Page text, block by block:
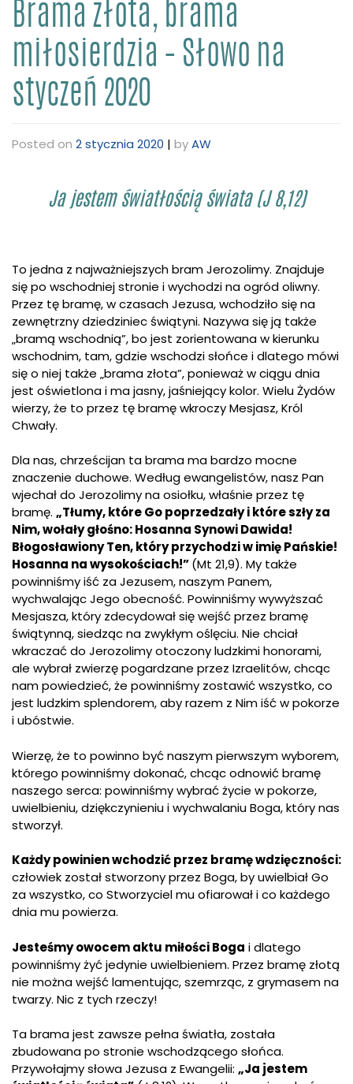
Brama złota, brama
miłosierdzia – Słowo na
styczeń 2020
Posted on 2 stycznia 2020 | byAW
Ja jestem światłością świata (J 8,12)
To jedna z najważniejszych bram Jerozolimy. Znajduje
się po wschodniej stronie i wychodzi na ogród oliwny.
Przez tę bramę, w czasach Jezusa, wchodziło się na
zewnętrzny dziedziniec świątyni. Nazywa się ją także
„bramą wschodnią”, bo jest zorientowana w kierunku
wschodnim, tam, gdzie wschodzi słońce i dlatego mówi
się o niej także „brama złota”, ponieważ w ciągu dnia
jest oświetlona i ma jasny, jaśniejący kolor. Wielu Żydów
wierzy, że to przez tę bramę wkroczy Mesjasz, Król
Chwały.
Dla nas, chrześcijan ta brama ma bardzo mocne
znaczenie duchowe. Według ewangelistów, nasz Pan
wjechał do Jerozolimy na osiołku, właśnie przez tę
bramę. „Tłumy, które Go poprzedzały i które szły za
Nim, wołały głośno: Hosanna Synowi Dawida!
Błogosławiony Ten, który przychodzi w imię Pańskie!
Hosanna na wysokościach!”(Mt 21,9). My także
powinniśmy iść za Jezusem, naszym Panem,
wychwalając Jego obecność. Powinniśmy wywyższać
Mesjasza, który zdecydował się wejść przez bramę
świątynną, siedząc na zwykłym oślęciu. Nie chciał
wkraczać do Jerozolimy otoczony ludzkimi honorami,
ale wybrał zwierzę pogardzane przez Izraelitów, chcąc
nam powiedzieć, że powinniśmy zostawić wszystko, co
jest ludzkim splendorem, aby razem z Nim iść w pokorze
i ubóstwie.
Wierzę, że to powinno być naszym pierwszym wyborem,
którego powinniśmy dokonać, chcąc odnowić bramę
naszego serca: powinniśmy wybrać życie w pokorze,
uwielbieniu, dziękczynieniu i wychwalaniu Boga, który nas
stworzył.
Każdy powinien wchodzić przez bramę wdzięczności:
człowiek został stworzony przez Boga, by uwielbiał Go
za wszystko, co Stworzyciel mu ofiarował i co każdego
dnia mu powierza.
Jesteśmy owocem aktu miłości Boga i dlatego
powinniśmy żyć jedynie uwielbieniem. Przez bramę złotą
nie można wejść lamentując, szemrząc, z grymasem na
twarzy. Nic z tych rzeczy!
Ta brama jest zawsze pełna światła, została
zbudowana po stronie wschodzącego słońca.
Przywołajmy słowa Jezusa z Ewangelii: „Ja jestem